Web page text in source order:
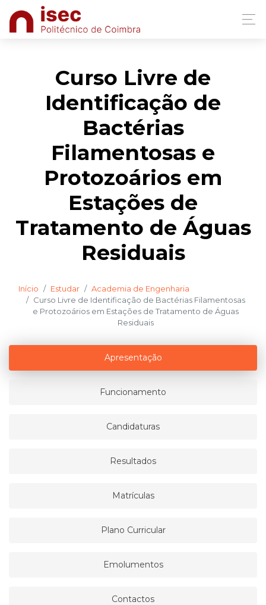
Curso Livre de
Identificação de
Bactérias
Filamentosas e
Protozoários em
Estações de
Tratamento de Águas
Residuais
Início Estudar
Academia de Engenharia
Curso Livre de Identificação de Bactérias Filamentosas
e Protozoários em Estações de Tratamento de Águas
Residuais
Apresentação
Funcionamento
Candidaturas
Resultados
Matrículas
Plano Curricular
Emolumentos
Contactos